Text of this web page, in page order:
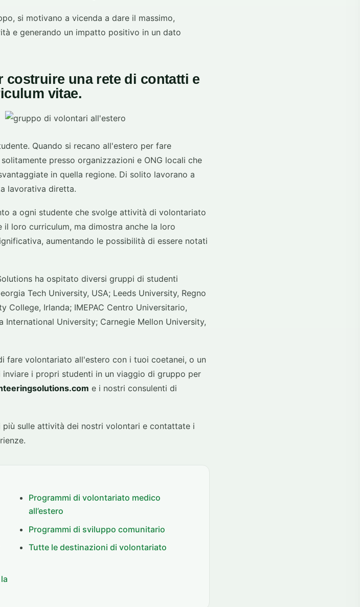
si motivano a vicenda a dare il massimo,
e generando un impatto positivo in un dato
una rete di contatti e
vitae.
Quando si recano all'estero per fare
presso organizzazioni e ONG locali che
in quella regione. Di solito lavorano a
lavorativa diretta.
a ogni studente che svolge attività di volontariato
loro curriculum, ma dimostra anche la loro
aumentando le possibilità di essere notati
ha ospitato diversi gruppi di studenti
Tech University, USA; Leeds University, Regno
College, Irlanda; IMEPAC Centro Universitario,
International University; Carnegie Mellon University,
fare volontariato all'estero con i tuoi coetanei, o un
i propri studenti in un viaggio di gruppo per
e i nostri consulenti di
più sulle attività dei nostri volontari e contattate i
Programmi di volontariato medico
all’estero
Programmi di sviluppo comunitario
Tutte le destinazioni di volontariato